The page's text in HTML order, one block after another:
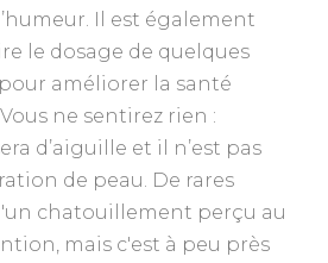
Il est également
le dosage de quelques
améliorer la santé
ne sentirez rien :
d’aiguille et il n’est pas
de peau. De rares
chatouillement perçu au
mais c'est à peu près